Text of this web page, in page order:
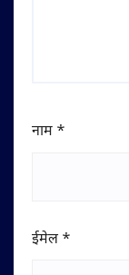
नाम *
ईमेल *